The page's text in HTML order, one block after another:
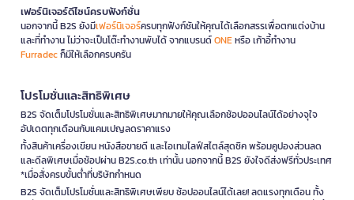
เฟอร์นิเจอร์ดีไซน์ครบฟังก์ชั่น
นอกจากนี้ B2S ยังมีเฟอร์นิเจอร์ครบทุกฟังก์ชันให้คุณได้เลือกสรรเพื่อตกแต่งบ้าน
และที่ทำงาน ไม่ว่าจะเป็นโต๊ะทำงานพับได้ จากแบรนด์ONEหรือ เก้าอี้ทำงาน
Furradecก็มีให้เลือกครบครัน
โปรโมชั่นและสิทธิพิเศษ
B2S จัดเต็มโปรโมชั่นและสิทธิพิเศษมากมายให้คุณเลือกช้อปออนไลน์ได้อย่างจุใจ
อัปเดตทุกเดือนกับแคมเปญลดราคาแรง
ทั้งสินค้าเครื่องเขียน หนังสือขายดี และไอเทมไลฟ์สไตล์สุดชิค พร้อมคูปองส่วนลด
และดีลพิเศษเมื่อช้อปผ่าน B2S.co.th เท่านั้น นอกจากนี้ B2S ยังใจดีส่งฟรีทั่วประเทศ
*เมื่อสั่งครบขั้นต่ำที่บริษัทกำหนด
B2S จัดเต็มโปรโมชั่นและสิทธิพิเศษเพียบ ช้อปออนไลน์ได้เลย! ลดแรงทุกเดือน ทั้ง